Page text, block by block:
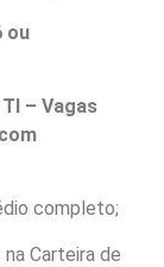
ou
– Vagas
completo;
Carteira de